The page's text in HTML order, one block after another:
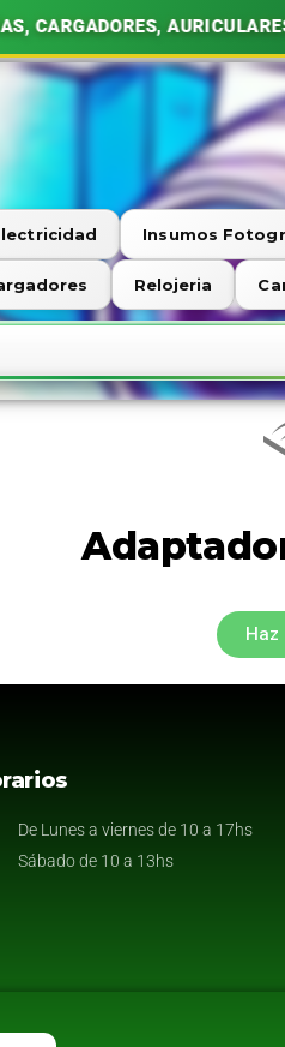
AURICULARES
Insumos
Relojeria
De Lunes a viernes de 10 a 17hs
Sábado de 10 a 13hs